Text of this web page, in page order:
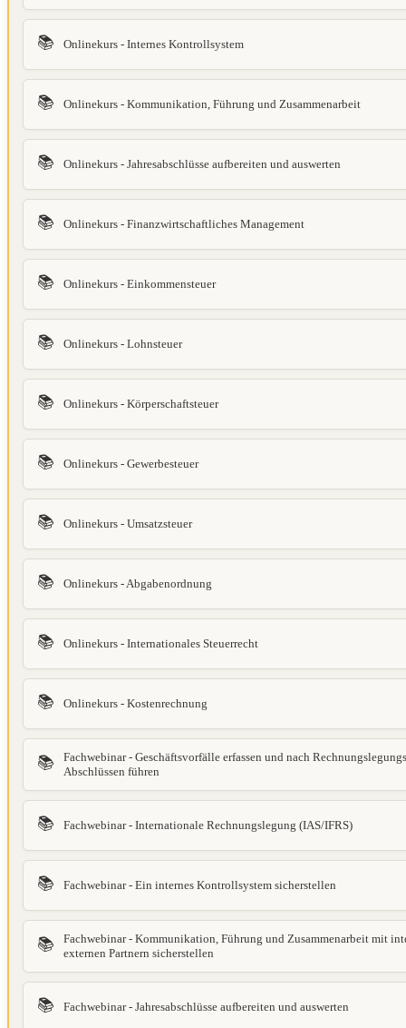
📚 Onlinekurs - Internes Kontrollsystem
📚 Onlinekurs - Kommunikation, Führung und Zusammenarbeit
📚 Onlinekurs - Jahresabschlüsse aufbereiten und auswerten
📚 Onlinekurs - Finanzwirtschaftliches Management
📚 Onlinekurs - Einkommensteuer
📚 Onlinekurs - Lohnsteuer
📚 Onlinekurs - Körperschaftsteuer
📚 Onlinekurs - Gewerbesteuer
📚 Onlinekurs - Umsatzsteuer
📚 Onlinekurs - Abgabenordnung
📚 Onlinekurs - Internationales Steuerrecht
📚 Onlinekurs - Kostenrechnung
📚
Fachwebinar - Geschäftsvorfälle erfassen und nach
Abschlüssen führen
📚 Fachwebinar - Internationale Rechnungslegung (IAS/IFRS)
📚 Fachwebinar - Ein internes Kontrollsystem sicherstellen
📚
Fachwebinar - Kommunikation, Führung und Zusammenarbeit mit
externen Partnern sicherstellen
📚 Fachwebinar - Jahresabschlüsse aufbereiten und auswerten